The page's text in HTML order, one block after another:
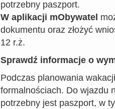
potrzebny paszport.
W aplikacji mObywatel
dokumentu oraz złożyć
12 r.ż.
Sprawdź informacje o
Podczas planowania
formalnościach. Do wjazdu
potrzebny jest paszport, w